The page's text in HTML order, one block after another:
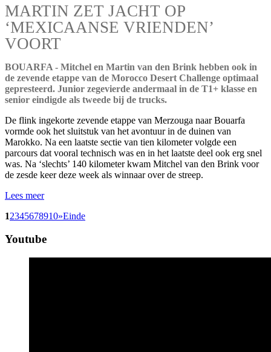
MARTIN ZET JACHT OP
‘MEXICAANSE VRIENDEN’
VOORT
BOUARFA - Mitchel en Martin van den Brink hebben ook in
de zevende etappe van de Morocco Desert Challenge optimaal
gepresteerd. Junior zegevierde andermaal in de T1+ klasse en
senior eindigde als tweede bij de trucks.
De flink ingekorte zevende etappe van Merzouga naar Bouarfa
vormde ook het sluitstuk van het avontuur in de duinen van
Marokko. Na een laatste sectie van tien kilometer volgde een
parcours dat vooral technisch was en in het laatste deel ook erg snel
was. Na ‘slechts’ 140 kilometer kwam Mitchel van den Brink voor
de zesde keer deze week als winnaar over de streep.
Lees meer
12345678910»Einde
Youtube